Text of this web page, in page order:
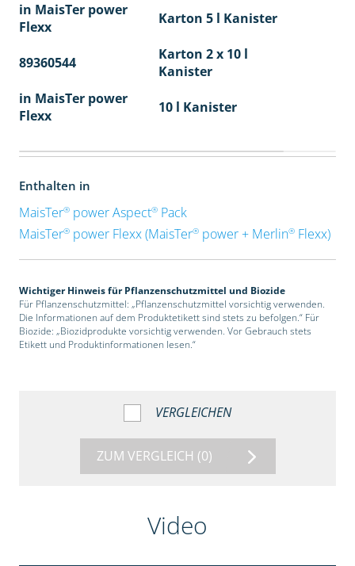
in MaisTer power
Flexx
Karton 5 l Kanister
89360544
Karton 2 x 10 l
Kanister
in MaisTer power
Flexx
10 l Kanister
Enthalten in
MaisTer®power Aspect®Pack
MaisTer®power Flexx (MaisTer®power + Merlin®Flexx)
Wichtiger Hinweis für Pflanzenschutzmittel und Biozide
Für Pflanzenschutzmittel: „Pflanzenschutzmittel vorsichtig verwenden.
Die Informationen auf dem Produktetikett sind stets zu befolgen.“ Für
Biozide: „Biozidprodukte vorsichtig verwenden. Vor Gebrauch stets
Etikett und Produktinformationen lesen.“
VERGLEICHEN
ZUM VERGLEICH (0)
Video